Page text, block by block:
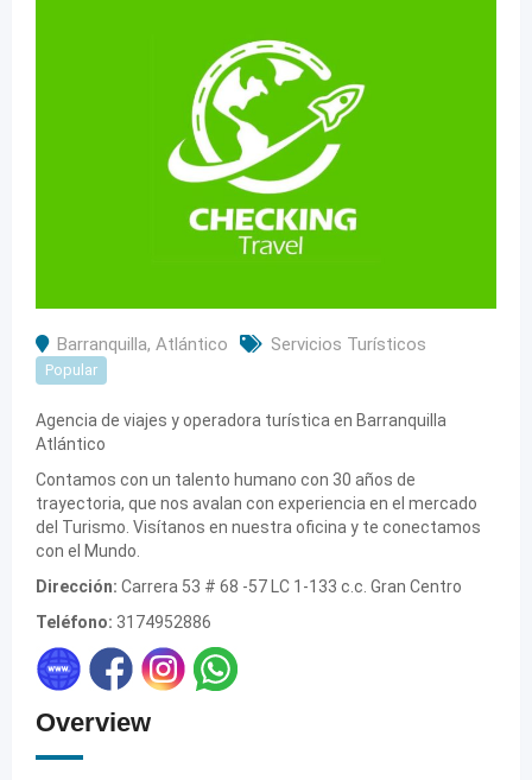
Barranquilla, Atlántico Servicios Turísticos
Popular
Agencia de viajes y operadora turística en Barranquilla
Atlántico
Contamos con un talento humano con 30 años de
trayectoria, que nos avalan con experiencia en el mercado
del Turismo. Visítanos en nuestra oficina y te conectamos
con el Mundo.
Dirección: Carrera 53 # 68 -57 LC 1-133 c.c. Gran Centro
Teléfono: 3174952886
Overview